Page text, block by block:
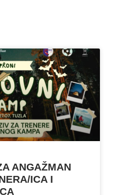
ANGAŽMAN
ICA I